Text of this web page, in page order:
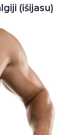
(išijasu)